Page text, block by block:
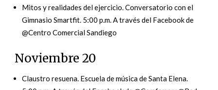
Mitos y realidades del ejercicio. Conversatorio con el
Gimnasio Smartfit. 5:00 p.m. A través del Facebook de
@Centro Comercial Sandiego
Noviembre 20
Claustro resuena. Escuela de música de Santa Elena.